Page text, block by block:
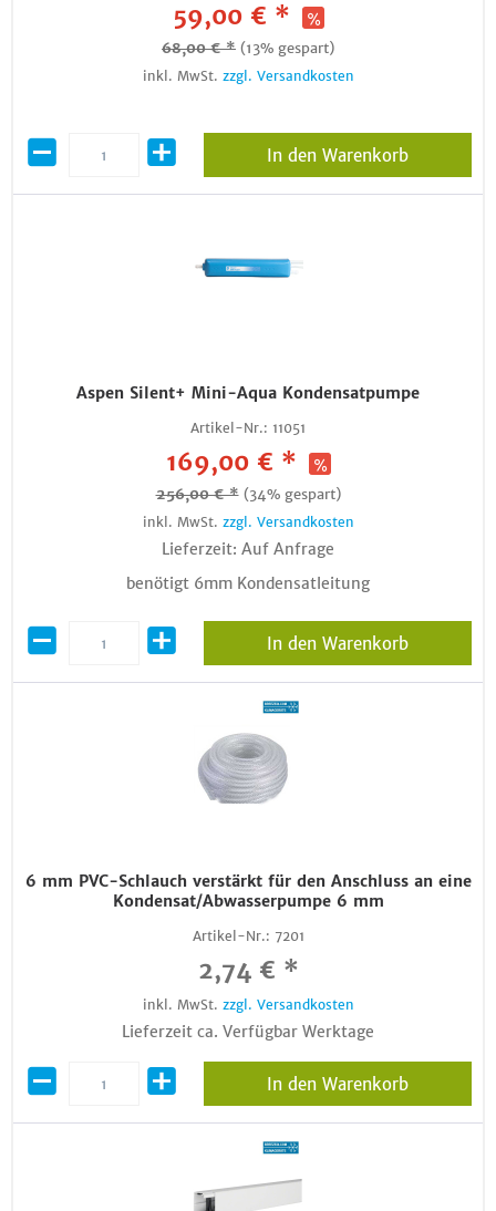
59,00 € *
68,00 € * (13% gespart)
inkl. MwSt. zzgl. Versandkosten
In den Warenkorb
Aspen Silent+ Mini-Aqua Kondensatpumpe
Artikel-Nr.: 11051
169,00 € *
256,00 € * (34% gespart)
inkl. MwSt. zzgl. Versandkosten
Lieferzeit: Auf Anfrage
benötigt 6mm Kondensatleitung
In den Warenkorb
6 mm PVC-Schlauch verstärkt für den Anschluss an eine
Kondensat/Abwasserpumpe 6 mm
Artikel-Nr.: 7201
2,74 € *
inkl. MwSt. zzgl. Versandkosten
Lieferzeit ca. Verfügbar Werktage
In den Warenkorb